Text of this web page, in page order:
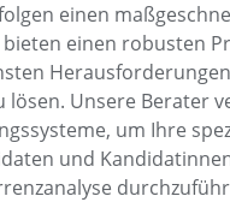
einen
einen robusten
Unsere Berater
um Ihre
und